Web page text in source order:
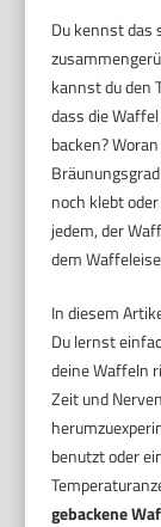
Du kennst das
kannst du den
dass die
backen?
noch klebt
jedem, der
dem
In diesem
Du lernst
deine Waffeln
Zeit und
benutzt oder
gebackene